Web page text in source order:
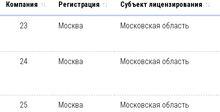
Компания Регистрация Субъект лицензирования
23 Москва Московская область
24 Москва Московская область
25 Москва Московская область